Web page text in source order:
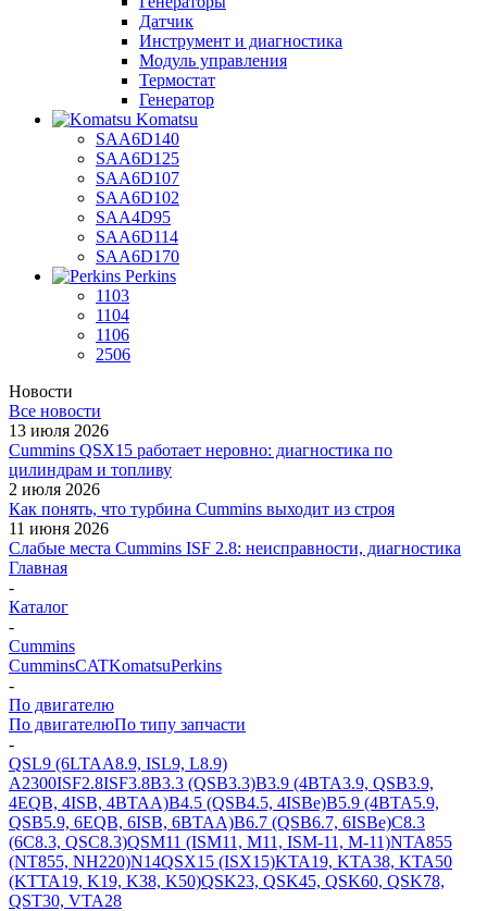
Датчик
Инструмент и диагностика
Модуль управления
Термостат
Генератор
Komatsu
SAA6D140
SAA6D125
SAA6D107
SAA6D102
SAA4D95
SAA6D114
SAA6D170
Perkins
1103
1104
1106
2506
Новости
Все новости
13 июля 2026
Cummins QSX15 работает неровно: диагностика по
цилиндрам и топливу
2 июля 2026
Как понять, что турбина Cummins выходит из строя
11 июня 2026
Слабые места Cummins ISF 2.8: неисправности, диагностика
Главная
-
Каталог
-
Cummins
CumminsCATKomatsuPerkins
-
По двигателю
По двигателюПо типу запчасти
-
QSL9 (6LTAA8.9, ISL9, L8.9)
A2300ISF2.8ISF3.8B3.3 (QSB3.3)B3.9 (4BTA3.9, QSB3.9,
4EQB, 4ISB, 4BTAA)B4.5 (QSB4.5, 4ISBe)B5.9 (4BTA5.9,
QSB5.9, 6EQB, 6ISB, 6BTAA)B6.7 (QSB6.7, 6ISBe)C8.3
(6C8.3, QSC8.3)QSM11 (ISM11, M11, ISM-11, M-11)NTA855
(NT855, NH220)N14QSX15 (ISX15)KTA19, KTA38, KTA50
(KTTA19, K19, K38, K50)QSK23, QSK45, QSK60, QSK78,
QST30, VTA28